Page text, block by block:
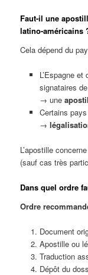
Faut-il une
latino-américains
Cela dépend du
L’Espagne
signataires
→ une
Certains
→
L’apostille
(sauf cas très
Dans quel ordre
Ordre
Document
Apostille ou
Traduction
Dépôt du